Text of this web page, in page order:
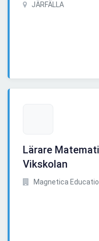
JÄRFÄLLA
Lärare
Vikskolan
Magnetica